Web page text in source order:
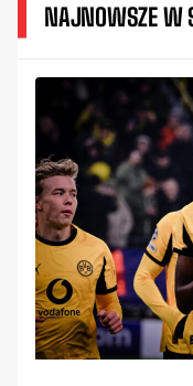
NAJNOWSZE W